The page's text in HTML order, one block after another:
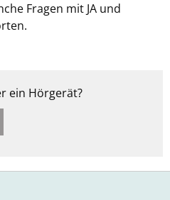
Fragen mit JA und
ein Hörgerät?